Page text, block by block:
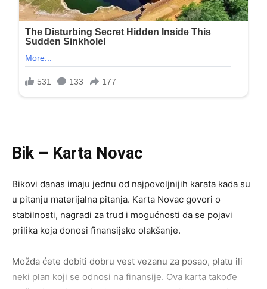
Bik – Karta Novac
Bikovi danas imaju jednu od najpovoljnijih karata kada su
u pitanju materijalna pitanja. Karta Novac govori o
stabilnosti, nagradi za trud i mogućnosti da se pojavi
prilika koja donosi finansijsko olakšanje.
Možda ćete dobiti dobru vest vezanu za posao, platu ili
neki plan koji se odnosi na finansije. Ova karta takođe